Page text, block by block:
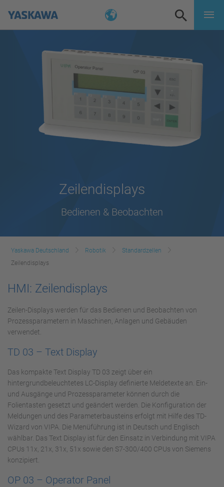
Zeilendisplays
Bedienen & Beobachten
Yaskawa Deutschland Robotik
Standardzellen
Zeilendisplays
HMI: Zeilendisplays
Zeilen-Displays werden für das Bedienen und Beobachten von
Prozessparametern in Maschinen, Anlagen und Gebäuden
verwendet.
TD 03 – Text Display
Das kompakte Text Display TD 03 zeigt über ein
hintergrundbeleuchtetes LC-Display definierte Meldetexte an. Ein-
und Ausgänge und Prozessparameter können durch die
Folientasten gesetzt und geändert werden. Die Konfiguration der
Meldungen und des Parameterbausteins erfolgt mit Hilfe des TD-
Wizard von VIPA. Die Menüführung ist in Deutsch und Englisch
wählbar. Das Text Display ist für den Einsatz in Verbindung mit VIPA
CPUs 11x, 21x, 31x, 51x sowie den S7-300/400 CPUs von Siemens
konzipiert.
OP 03 – Operator Panel